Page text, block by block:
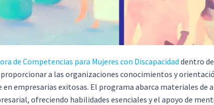
de Competencias para Mujeres con Discapacidad dentro
a las organizaciones conocimientos y
en empresarias exitosas. El programa abarca materiales
ofreciendo habilidades esenciales y el apoyo de